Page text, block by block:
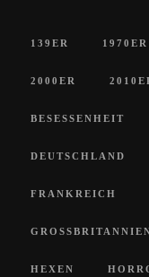
139ER 1970ER
2000ER
BESESSENHEIT
DEUTSCHLAND
FRANKREICH
GROSSBRITANNIEN
HEXEN